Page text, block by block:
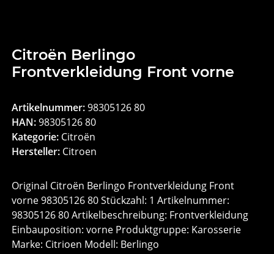
Citroën Berlingo
Frontverkleidung Front vorne
Artikelnummer:98305126 80
HAN:98305126 80
Kategorie: Citroën
Hersteller: Citroen
Original Citroën Berlingo Frontverkleidung Front
vorne 98305126 80 Stückzahl: 1 Artikelnummer:
98305126 80 Artikelbeschreibung: Frontverkleidung
Einbauposition: vorne Produktgruppe: Karosserie
Marke: Citrioen Modell: Berlingo